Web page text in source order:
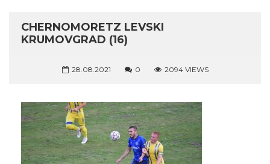
CHERNOMORETZ LEVSKI
KRUMOVGRAD (16)
28.08.2021 0 2094 VIEWS